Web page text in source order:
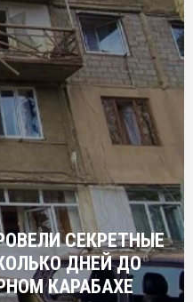
СЕКРЕТНЫЕ
ДНЕЙ ДО
КАРАБАХЕ